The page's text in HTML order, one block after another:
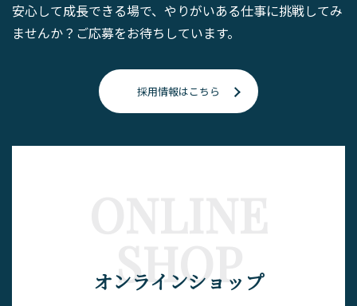
安心して成長できる場で、やりがいある仕事に挑戦してみ
ませんか？ご応募をお待ちしています。
採用情報はこちら
SHOP
オンラインショップ